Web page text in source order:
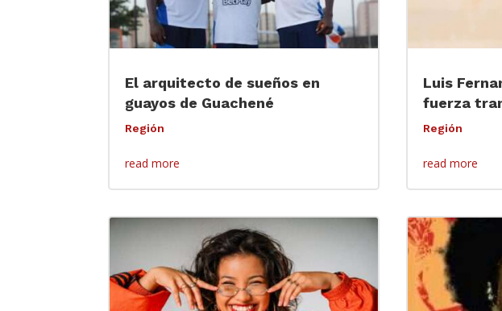
El arquitecto de sueños en
guayos de Guachené
Región
read more
Luis
fuerza
Región
read more